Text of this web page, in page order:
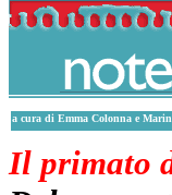
a cura di Emma Colonna e
Il primato